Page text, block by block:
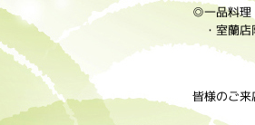
◎一品料
・室蘭店
皆様のご来